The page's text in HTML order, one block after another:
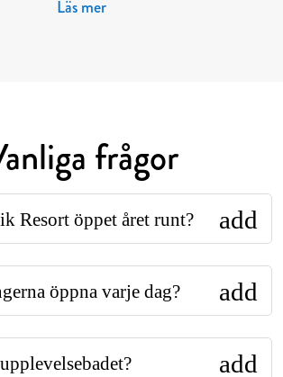
Läs mer
frågor
Resort öppet året runt? add
öppna varje dag? add
add